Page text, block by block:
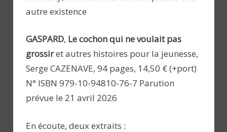
autre existence
GASPARD, Le cochon qui ne voulait pas
grossiret autres histoires pour la jeunesse,
Serge CAZENAVE, 94 pages, 14,50 € (+port)
N° ISBN 979-10-94810-76-7 Parution
prévue le 21 avril 2026
En écoute, deux extraits :